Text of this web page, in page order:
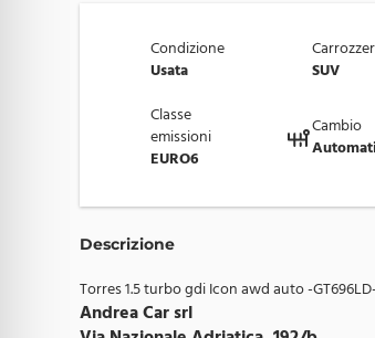
Condizione
Usata
SUV
Classe
emissioni
EURO6
Cambio
Descrizione
Torres 1.5 turbo gdi Icon awd auto -GT696LD-
Andrea Car srl